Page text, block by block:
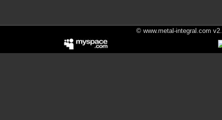
© www.metal-integral.com